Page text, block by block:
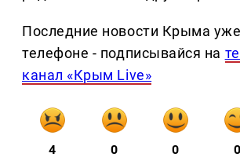
Последние новости Крыма
телефоне - подписывайся на
канал «Крым Live»
4 0 0 0